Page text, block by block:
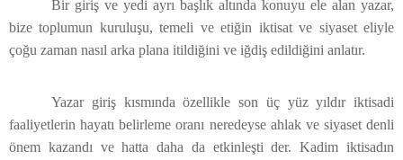
Bir giriş ve yedi ayrı başlık altında konuyu ele alan yazar,
bize toplumun kuruluşu, temeli ve etiğin iktisat ve siyaset eliyle
çoğu zaman nasıl arka plana itildiğini ve iğdiş edildiğini anlatır.
Yazar giriş kısmında özellikle son üç yüz yıldır iktisadi
faaliyetlerin hayatı belirleme oranı neredeyse ahlak ve siyaset denli
önem kazandı ve hatta daha da etkinleşti der. Kadim iktisadın